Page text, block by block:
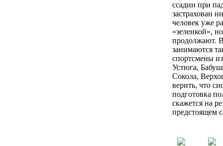
ссадин при
застрахован
человек уже
«зеленкой»,
продолжают.
занимаются
спортсмены
Устюга,
Сокола,
верить, что
подготовка
скажется на
предстоящем